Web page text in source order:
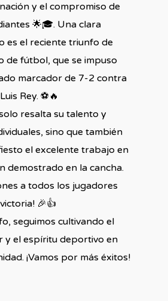
y el compromiso de
🌟🎓. Una clara
es el reciente triunfo de
de fútbol, que se impuso
marcador de 7-2 contra
Rey. ⚽️🔥
resalta su talento y
sino que también
el excelente trabajo en
demostrado en la cancha.
a todos los jugadores
🎉👍
seguimos cultivando el
y el espíritu deportivo en
¡Vamos por más éxitos!